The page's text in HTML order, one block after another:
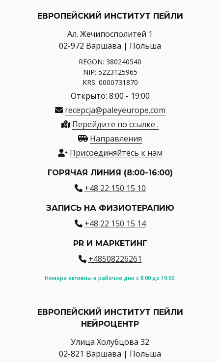
ЕВРОПЕЙСКИЙ ИНСТИТУТ ПЕЙЛИ
Ал. Жечипосполитей 1
02-972 Варшава | Польша
REGON: 380240540
NIP: 5223125965
KRS: 0000731870
Открыто: 8:00 - 19:00
recepcja@paleyeurope.com
Перейдите по ссылке .
Направления
Присоединяйтесь к нам
ГОРЯЧАЯ ЛИНИЯ (8:00-16:00)
+48 22 150 15 10
ЗАПИСЬ НА ФИЗИОТЕРАПИЮ
+48 22 150 15 14
PR И МАРКЕТИНГ
+48508226261
Номера активны в рабочие дни с 8:00 до 19:00.
ЕВРОПЕЙСКИЙ ИНСТИТУТ ПЕЙЛИ
НЕЙРОЦЕНТР
Улица Холубцова 32
02-821 Варшава | Польша